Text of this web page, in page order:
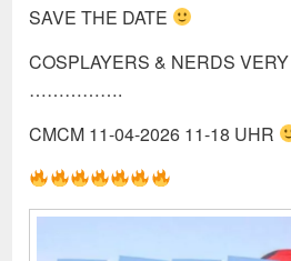
SAVE THE DATE
COSPLAYERS & NERDS
…………….
CMCM 11-04-2026 11-18 UHR